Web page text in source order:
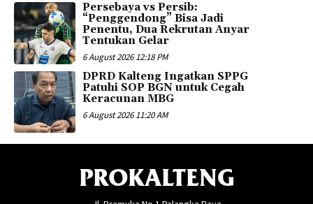
Persebaya vs Persib:
“Penggendong” Bisa Jadi
Penentu, Dua Rekrutan Anyar
Tentukan Gelar
6 August 2026 12:18 PM
DPRD Kalteng Ingatkan SPPG
Patuhi SOP BGN untuk Cegah
Keracunan MBG
6 August 2026 11:20 AM
PROKALTENG